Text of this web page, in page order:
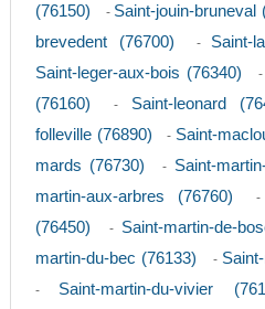
(76150)
- Saint-jouin-bruneval
brevedent (76700)
- Saint-
Saint-leger-aux-bois (76340) -
(76160)
- Saint-leonard
folleville (76890)
- Saint-
mards (76730)
- Saint-
martin-aux-arbres (76760)
-
(76450)
- Saint-martin-de-
martin-du-bec (76133)
-
- Saint-martin-du-vivier